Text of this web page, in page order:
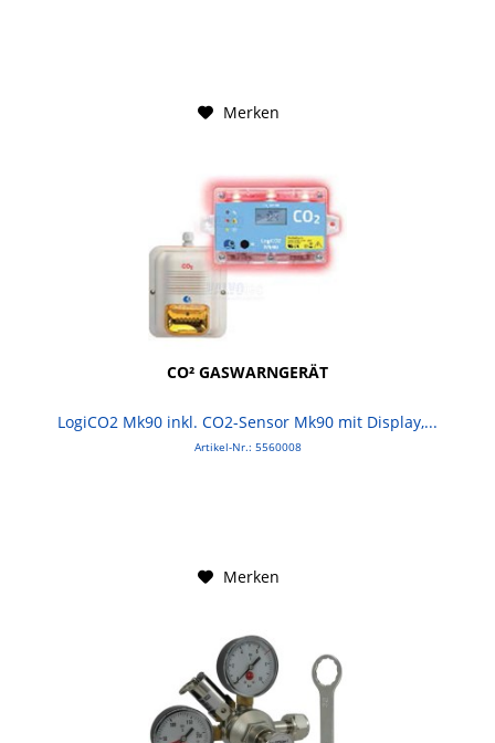
Merken
CO² GASWARNGERÄT
LogiCO2 Mk90 inkl. CO2-Sensor Mk90 mit Display,...
Artikel-Nr.: 5560008
Merken